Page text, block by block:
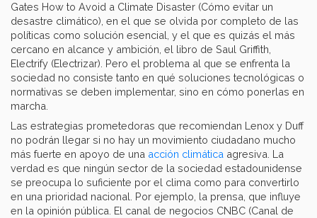
Gates How to Avoid a Climate Disaster (Cómo evitar un
desastre climático), en el que se olvida por completo de las
políticas como solución esencial, y el que es quizás el más
cercano en alcance y ambición, el libro de Saul Griffith,
Electrify (Electrizar). Pero el problema al que se enfrenta la
sociedad no consiste tanto en qué soluciones tecnológicas o
normativas se deben implementar, sino en cómo ponerlas en
marcha.
Las estrategias prometedoras que recomiendan Lenox y Duff
no podrán llegar si no hay un movimiento ciudadano mucho
más fuerte en apoyo de una acción climática agresiva. La
verdad es que ningún sector de la sociedad estadounidense
se preocupa lo suficiente por el clima como para convertirlo
en una prioridad nacional. Por ejemplo, la prensa, que influye
en la opinión pública. El canal de negocios CNBC (Canal de